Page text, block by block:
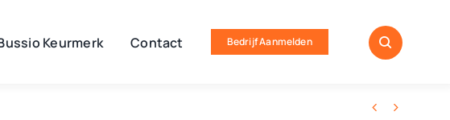
Keurmerk Contact Bedrijf Aanmelden
 